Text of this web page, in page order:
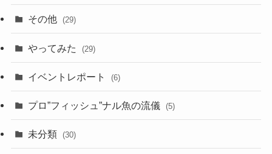
その他 (29)
やってみた (29)
イベントレポート (6)
プロ”フィッシュ”ナル魚の流儀 (5)
未分類 (30)